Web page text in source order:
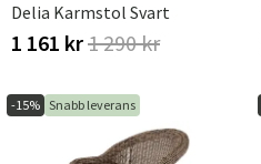
Delia Karmstol Svart
1 161 kr1 290 kr
-15% Snabb leverans